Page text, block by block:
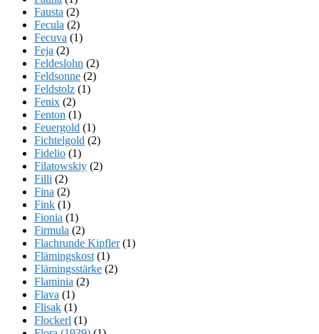
Fausta (2)
Fecula (2)
Fecuva (1)
Feja (2)
Feldeslohn (2)
Feldsonne (2)
Feldstolz (1)
Fenix (2)
Fenton (1)
Feuergold (1)
Fichtelgold (2)
Fidelio (1)
Filatowskiy (2)
Filli (2)
Fina (2)
Fink (1)
Fionia (1)
Firmula (2)
Flachrunde Kipfler(1)
Flämingskost (1)
Flämingsstärke (2)
Flaminia (2)
Flava (1)
Flisak (1)
Flockerl (1)